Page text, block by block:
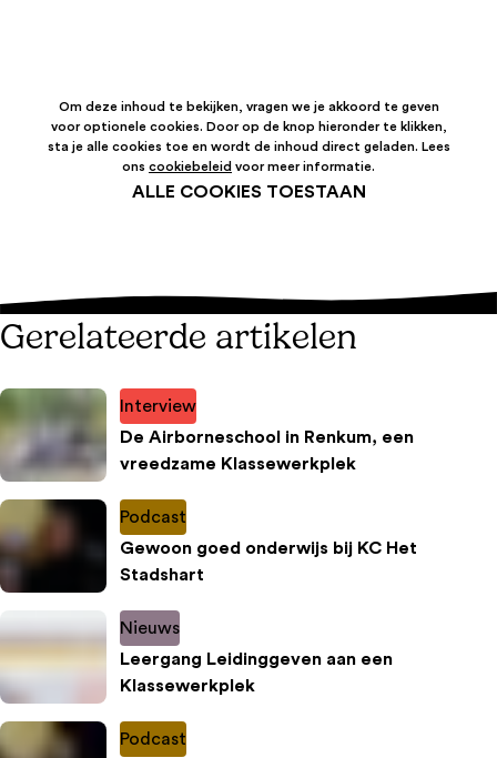
Om deze inhoud te bekijken, vragen we je akkoord te geven
voor optionele cookies. Door op de knop hieronder te klikken,
sta je alle cookies toe en wordt de inhoud direct geladen. Lees
ons cookiebeleid voor meer informatie.
ALLE COOKIES TOESTAAN
Gerelateerde artikelen
Interview
De Airborneschool in Renkum, een
vreedzame Klassewerkplek
Podcast
Gewoon goed onderwijs bij KC Het
Stadshart
Nieuws
Leergang Leidinggeven aan een
Klassewerkplek
Podcast